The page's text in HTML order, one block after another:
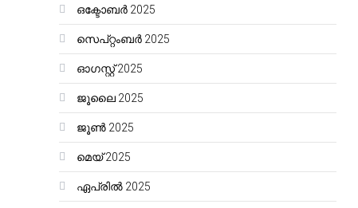
ഒക്ടോബർ 2025
സെപ്റ്റംബർ 2025
ഓഗസ്റ്റ്‌ 2025
ജൂലൈ 2025
ജൂൺ 2025
മെയ്‌ 2025
ഏപ്രിൽ 2025